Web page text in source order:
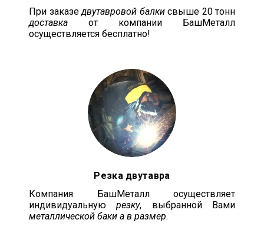
При заказедвутавровой балкисвыше 20 тонн
доставка от компании БашМеталл
осуществляется бесплатно!
Резка двутавра
Компания БашМеталл осуществляет
индивидуальнуюрезку, выбранной Вами
металлической баки а в размер.